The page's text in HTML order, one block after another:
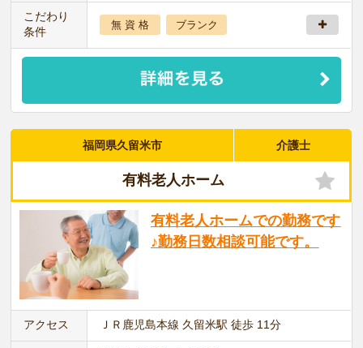
こだわり
条件
無 資 格 ブランク
福岡県久留米市 介護士
有料老人ホーム
有料老人ホームでの勤務です
♪勤務日数相談可能です。
アクセス ＪＲ鹿児島本線 久留米駅 徒歩 11分